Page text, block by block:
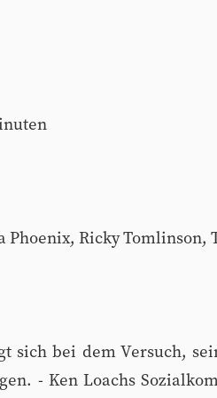
Phoenix, Ricky Tomlinson,
sich bei dem Versuch,
- Ken Loachs